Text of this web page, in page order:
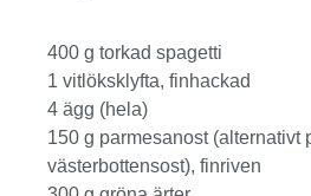
400 g torkad spagetti
1 vitlöksklyfta, finhackad
4 ägg (hela)
150 g parmesanost (alternativt
västerbottensost), finriven